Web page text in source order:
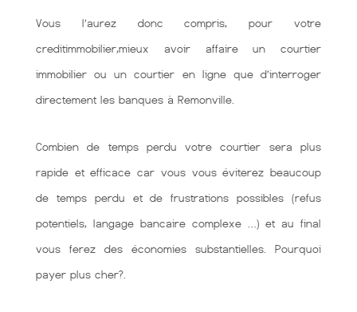
Vous l’aurez donc compris, pour votre
creditimmobilier,mieux avoir affaire un courtier
immobilier ou un courtier en ligne que d’interroger
directement les banques à Remonville.
Combien de temps perdu votre courtier sera plus
rapide et efficace car vous vous éviterez beaucoup
de temps perdu et de frustrations possibles (refus
potentiels, langage bancaire complexe …) et au final
vous ferez des économies substantielles. Pourquoi
payer plus cher?.